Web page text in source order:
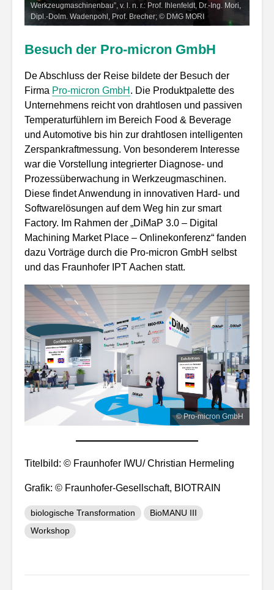
Werkzeugmaschinenbau”, v. l. n. r.: Prof. Ihlenfeldt, Dr.-Ing. Mori,
Dipl.-Dolm. Wadenpohl, Prof. Brecher; © DMG MORI
Besuch der Pro-micron GmbH
De Abschluss der Reise bildete der Besuch der
Firma Pro-micron GmbH . Die Produktpalette des
Unternehmens reicht von drahtlosen und passiven
Temperaturfühlern im Bereich Food & Beverage
und Automotive bis hin zur drahtlosen intelligenten
Zerspankraftmessung. Von besonderem Interesse
war die Vorstellung integrierter Diagnose- und
Prozessüberwachung in Werkzeugmaschinen.
Diese findet Anwendung in innovativen Hard- und
Softwarelösungen auf dem Weg hin zur smart
Factory. Im Rahmen der „DiMaP 3.0 – Digital
Machining Market Place – Onlinekonferenz“ fanden
dazu Vorträge durch die Pro-micron GmbH selbst
und das Fraunhofer IPT Aachen statt.
© Pro-micron GmbH
Titelbild: © Fraunhofer IWU/ Christian Hermeling
Grafik: © Fraunhofer-Gesellschaft, BIOTRAIN
biologische Transformation
BioMANU III
Workshop